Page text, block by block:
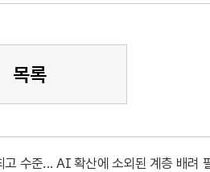
목록
수준... AI 확산에 소외된 계층 배려